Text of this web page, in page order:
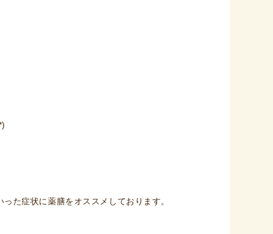
た症状に薬膳をオススメしております。